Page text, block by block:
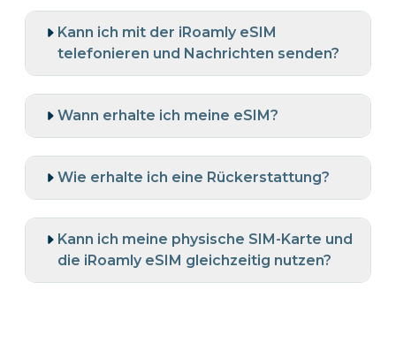
Kann ich mit der iRoamly eSIM
telefonieren und Nachrichten senden?
Wann erhalte ich meine eSIM?
Wie erhalte ich eine Rückerstattung?
Kann ich meine physische SIM-Karte und
die iRoamly eSIM gleichzeitig nutzen?